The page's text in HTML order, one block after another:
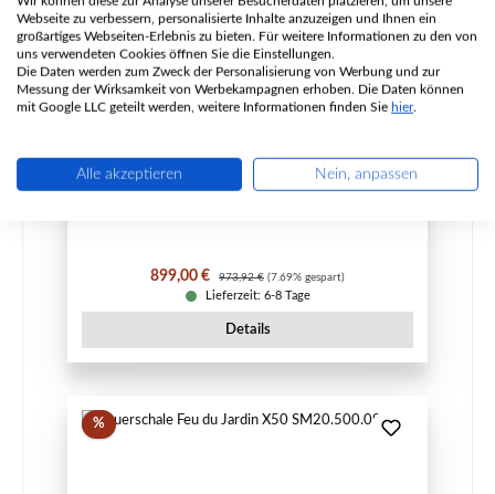
Feuerschale Feu du Jardin TOPUP, rost
Produktnummer:SM20.500.068
Hersteller: Feu du Jardin
Verkaufspreis:
899,00 € Regulärer Preis:
973,92 € (7.69% gespart)
Lieferzeit: 6-8 Tage
Details
%Rabatt
Webseite zu verbessern, personalisierte Inhalte anzuzeigen und Ihnen ein
großartiges Webseiten-Erlebnis zu bieten. Für weitere Informationen zu den von
uns verwendeten Cookies öffnen Sie die Einstellungen.
Die Daten werden zum Zweck der Personalisierung von Werbung und zur
Messung der Wirksamkeit von Werbekampagnen erhoben. Die Daten können
mit Google LLC geteilt werden, weitere Informationen finden Sie hier.
Alle akzeptieren Nein, anpassen